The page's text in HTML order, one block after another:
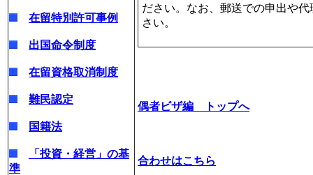
在留特別許可事例
出国命令制度
在留資格取消制度
難民認定
国籍法
「投資・経営」の基
準
ださい。なお、郵送での申出や
さい。
偶者ビザ編 トップへ
合わせはこちら